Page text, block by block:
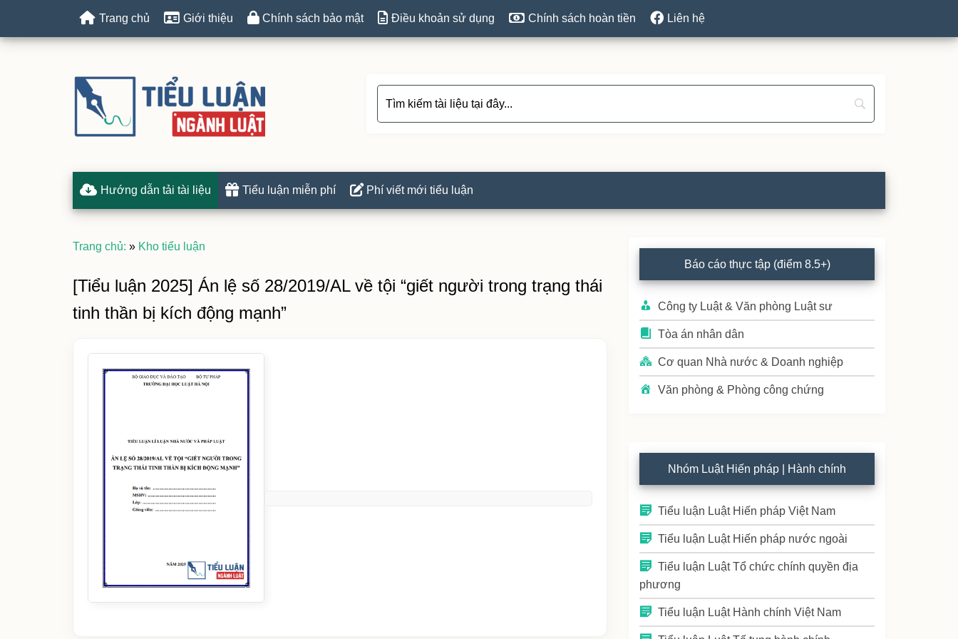
Trang chủ Giới thiệu Chính sách bảo mật Điều khoản sử dụng Chính sách hoàn tiền Liên hệ
Hướng dẫn tải tài liệu Tiểu luận miễn phí Phí viết mới tiểu luận
Trang chủ: » Kho tiểu luận
[Tiểu luận 2025] Án lệ số 28/2019/AL về tội “giết người trong trạng thái
tinh thần bị kích động mạnh”
Primary
Sidebar
Báo cáo thực tập (điểm 8.5+)
Công ty Luật & Văn phòng Luật sư
Tòa án nhân dân
Cơ quan Nhà nước & Doanh nghiệp
Văn phòng & Phòng công chứng
Nhóm Luật Hiến pháp | Hành chính
Tiểu luận Luật Hiến pháp Việt Nam
Tiểu luận Luật Hiến pháp nước ngoài
Tiểu luận Luật Tổ chức chính quyền địa
phương
Tiểu luận Luật Hành chính Việt Nam